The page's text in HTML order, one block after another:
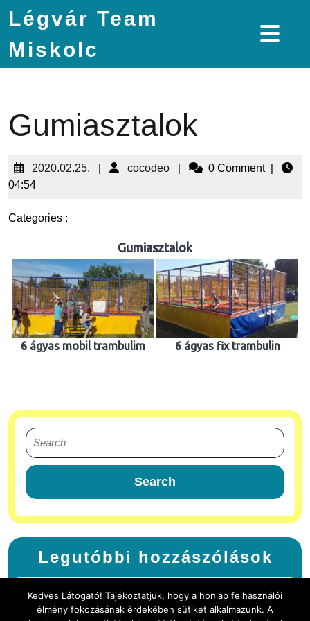
Légvár Team
Miskolc
Gumiasztalok
2020.02.25. | cocodeo | 0 Comment |
04:54
Categories :
Gumiasztalok
6 ágyas mobil trambulim 6 ágyas fix trambulin
Legutóbbi hozzászólások
Kedves Látogató! Tájékoztatjuk, hogy a honlap felhasználói
élmény fokozásának érdekében sütiket alkalmazunk. A